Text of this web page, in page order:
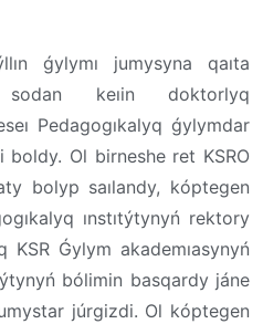
ǵylymı jumysyna qaıta
sodan keıin doktorlyq
Pedagogıkalyq ǵylymdar
boldy. Ol birneshe ret KSRO
bolyp saılandy, kóptegen
ınstıtýtynyń rektory
Ǵylym akademıasynyń
bólimin basqardy jáne
júrgizdi. Ol kóptegen